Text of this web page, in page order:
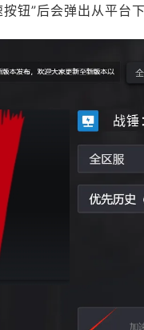
钮”后会弹出从平台
战锤